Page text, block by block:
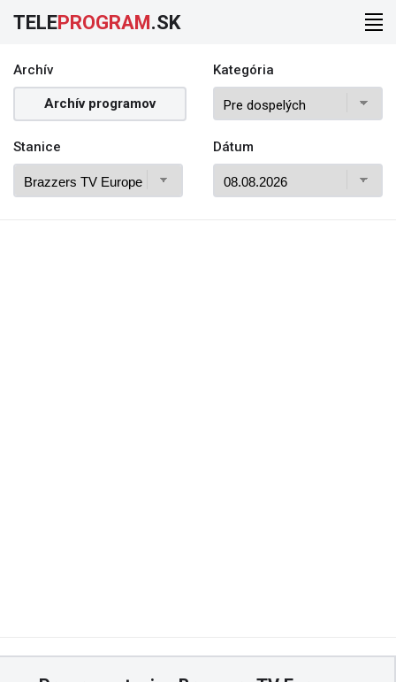
TELEPROGRAM.SK
Archív
Archív programov
Kategória
Stanice Dátum